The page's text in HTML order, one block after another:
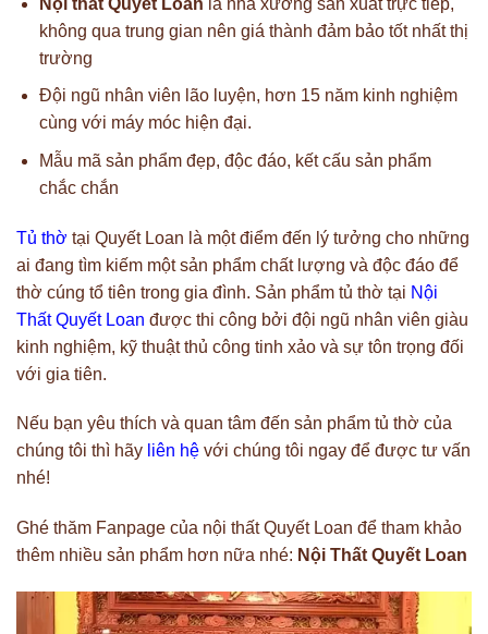
không qua trung gian nên giá thành đảm bảo tốt nhất thị
trường
Đội ngũ nhân viên lão luyện, hơn 15 năm kinh nghiệm
cùng với máy móc hiện đại.
Mẫu mã sản phẩm đẹp, độc đáo, kết cấu sản phẩm
chắc chắn
Tủ thờ tại Quyết Loan là một điểm đến lý tưởng cho những
ai đang tìm kiếm một sản phẩm chất lượng và độc đáo để
thờ cúng tổ tiên trong gia đình. Sản phẩm tủ thờ tại Nội
Thất Quyết Loan được thi công bởi đội ngũ nhân viên giàu
kinh nghiệm, kỹ thuật thủ công tinh xảo và sự tôn trọng đối
với gia tiên.
Nếu bạn yêu thích và quan tâm đến sản phẩm tủ thờ của
chúng tôi thì hãy liên hệ với chúng tôi ngay để được tư vấn
nhé!
Ghé thăm Fanpage của nội thất Quyết Loan để tham khảo
thêm nhiều sản phẩm hơn nữa nhé: Nội Thất Quyết Loan